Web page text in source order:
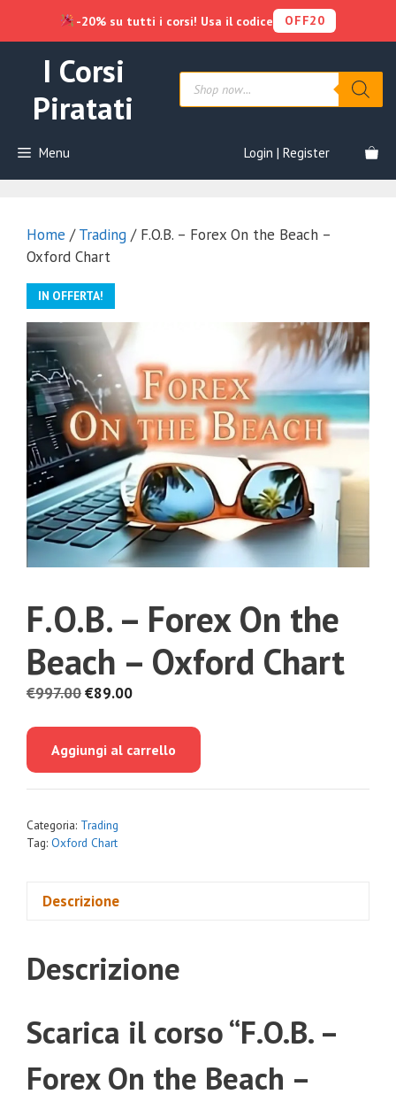
contenuto
I Corsi
Piratati
Products
search
Menu Login | Register
Home /Trading / F.O.B. – Forex On the Beach –
Oxford Chart
IN OFFERTA!
F.O.B. – Forex On the
Beach – Oxford Chart
€997.00Il
era:
€89.00Il
è:
Aggiungi al carrello
Categoria: Trading
Tag: Oxford Chart
Descrizione
Descrizione
Scarica il corso “F.O.B. –
Forex On the Beach –
-20% su tutti i corsi! Usa il codice OFF20